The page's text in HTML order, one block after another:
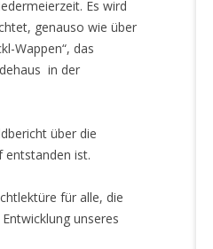
Es wird
genauso wie über
Wappen“, das
in der
über die
entstanden ist.
für alle, die
unseres